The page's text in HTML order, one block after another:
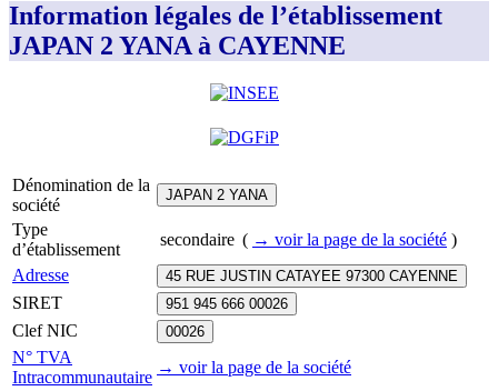
Information légales de l’établissement
JAPAN 2 YANA à CAYENNE
Dénomination de la
société
JAPAN 2 YANA
Type
d’établissement
secondaire ( → voir la page de la société )
Adresse
45 RUE JUSTIN CATAYEE 97300 CAYENNE
SIRET 951 945 666 00026
Clef NIC 00026
N° TVA
Intracommunautaire
→ voir la page de la société